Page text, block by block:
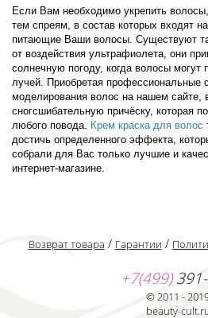
Если Вам необходимо укрепить
тем спреям, в состав которых входят
питающие Ваши волосы. Существуют
от воздействия ультрафиолета, они
солнечную погоду, когда волосы могут
лучей. Приобретая профессиональные
моделирования волос на нашем сайте,
сногсшибательную причёску, которая
любого повода. Крем краска для волос
достичь определенного эффекта,
собрали для Вас только лучшие и
интернет-магазине.
Возврат товара / Гарантии /
+7(499)
© 2011 -
beauty-